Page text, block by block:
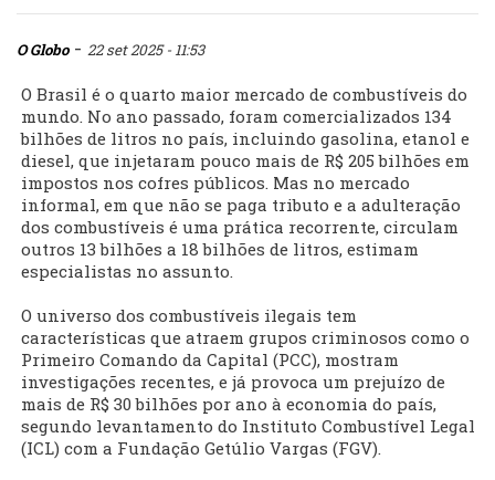
O Globo- 22 set 2025 - 11:53
O Brasil é o quarto maior mercado de combustíveis do
mundo. No ano passado, foram comercializados 134
bilhões de litros no país, incluindo gasolina, etanol e
diesel, que injetaram pouco mais de R$ 205 bilhões em
impostos nos cofres públicos. Mas no mercado
informal, em que não se paga tributo e a adulteração
dos combustíveis é uma prática recorrente, circulam
outros 13 bilhões a 18 bilhões de litros, estimam
especialistas no assunto.
O universo dos combustíveis ilegais tem
características que atraem grupos criminosos como o
Primeiro Comando da Capital (PCC), mostram
investigações recentes, e já provoca um prejuízo de
mais de R$ 30 bilhões por ano à economia do país,
segundo levantamento do Instituto Combustível Legal
(ICL) com a Fundação Getúlio Vargas (FGV).